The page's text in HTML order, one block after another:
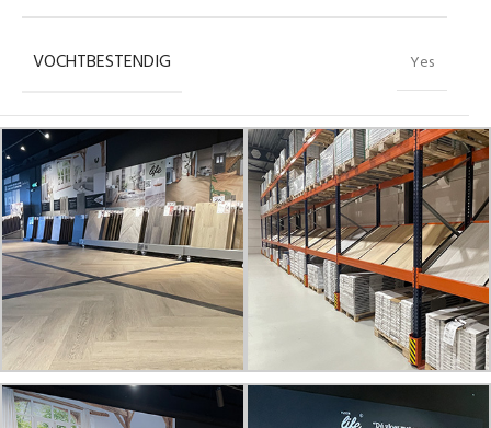
VOCHTBESTENDIG Yes